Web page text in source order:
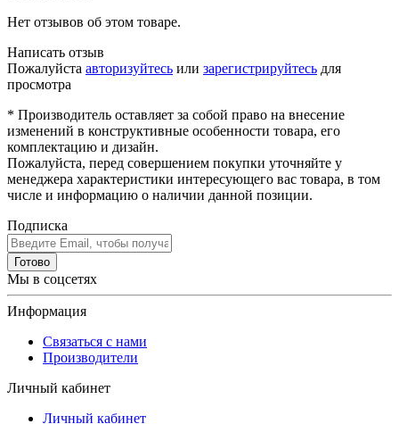
Нет отзывов об этом товаре.
Написать отзыв
Пожалуйста авторизуйтесь или зарегистрируйтесь для
просмотра
* Производитель оставляет за собой право на внесение
изменений в конструктивные особенности товара, его
комплектацию и дизайн.
Пожалуйста, перед совершением покупки уточняйте у
менеджера характеристики интересующего вас товара, в том
числе и информацию о наличии данной позиции.
Подписка
Готово
Мы в соцсетях
Информация
Связаться с нами
Производители
Личный кабинет
Личный кабинет